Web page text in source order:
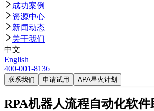
成功案例
资源中心
新闻动态
关于我们
中文
English
400-001-8136
联系我们 申请试用 APA星火计划
RPA机器人流程自动化软